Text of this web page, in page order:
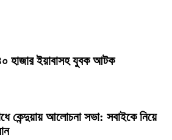
হাজার ইয়াবাসহ যুবক আটক
কেন্দুয়ায় আলোচনা সভা: সবাইকে নিয়ে